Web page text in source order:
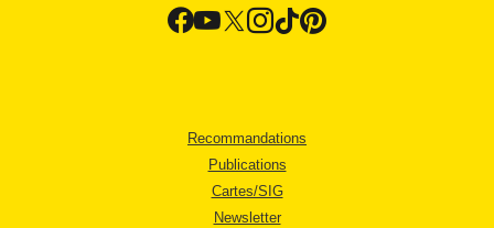
Recommandations
Publications
Cartes/SIG
Newsletter